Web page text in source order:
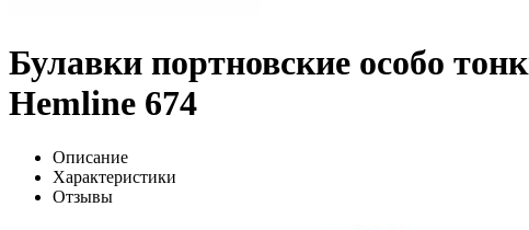
Булавки портновские особо
Hemline 674
Описание
Характеристики
Отзывы